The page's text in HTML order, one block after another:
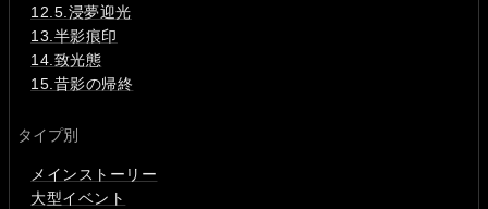
12.5.浸夢迎光
13.半影痕印
14.致光態
15.昔影の帰終
タイプ別
メインストーリー
大型イベント